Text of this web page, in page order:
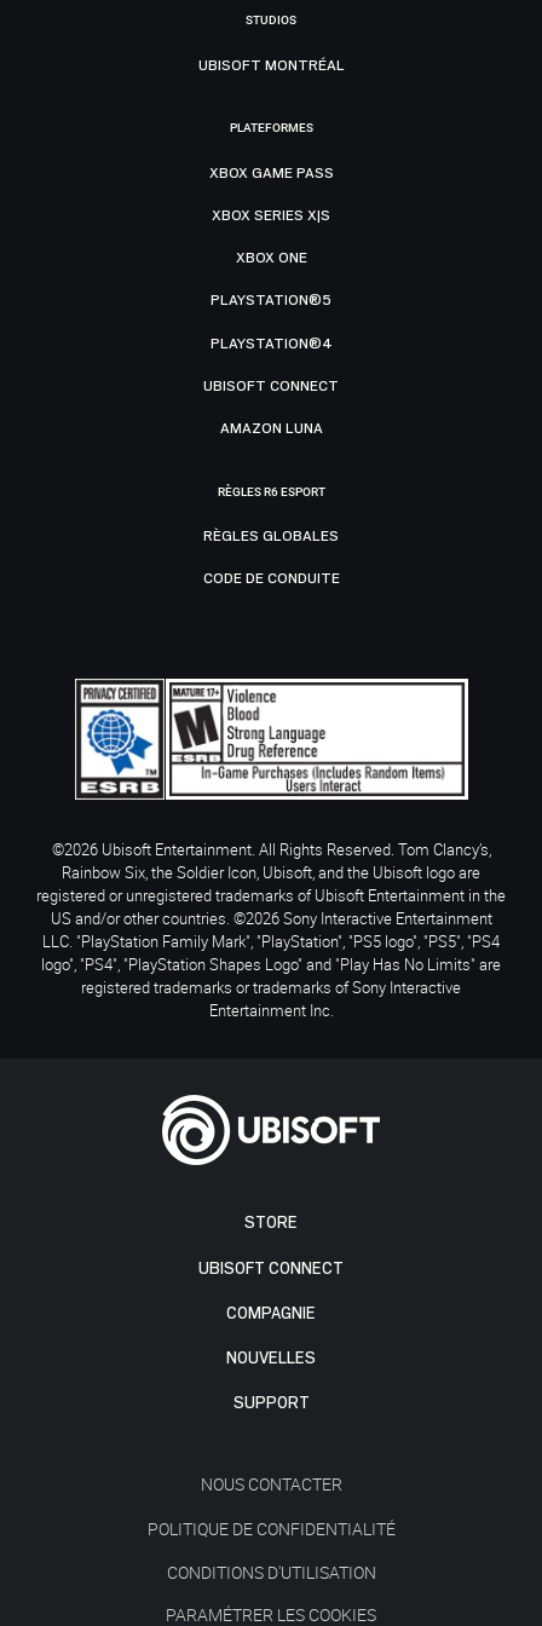
STORE
UBISOFT CONNECT
COMPAGNIE
NOUVELLES
SUPPORT
NOUS CONTACTER
POLITIQUE DE CONFIDENTIALITÉ
CONDITIONS D'UTILISATION
PARAMÉTRER LES COOKIES
STUDIOS
UBISOFT MONTRÉAL
PLATEFORMES
XBOX GAME PASS
XBOX SERIES X|S
XBOX ONE
PLAYSTATION®5
PLAYSTATION®4
UBISOFT CONNECT
AMAZON LUNA
RÈGLES R6 ESPORT
RÈGLES GLOBALES
CODE DE CONDUITE
©2026 Ubisoft Entertainment. All Rights Reserved. Tom Clancy’s,
Rainbow Six, the Soldier Icon, Ubisoft, and the Ubisoft logo are
registered or unregistered trademarks of Ubisoft Entertainment in the
US and/or other countries. ©2026 Sony Interactive Entertainment
LLC. "PlayStation Family Mark", "PlayStation", "PS5 logo", "PS5", "PS4
logo", "PS4", "PlayStation Shapes Logo" and "Play Has No Limits" are
registered trademarks or trademarks of Sony Interactive
Entertainment Inc.